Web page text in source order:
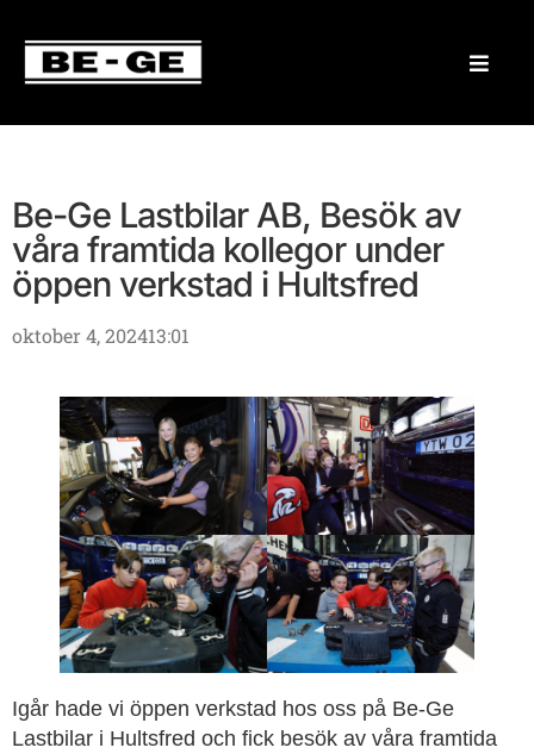
Be-Ge Lastbilar AB, Besök av
våra framtida kollegor under
öppen verkstad i Hultsfred
oktober 4, 202413:01
Igår hade vi öppen verkstad hos oss på Be-Ge
Lastbilar i Hultsfred och fick besök av våra framtida